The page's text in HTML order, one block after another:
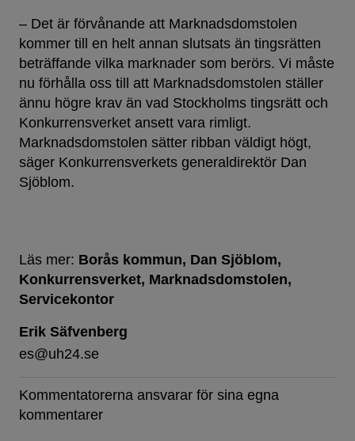
– Det är förvånande att Marknadsdomstolen
kommer till en helt annan slutsats än tingsrätten
beträffande vilka marknader som berörs. Vi måste
nu förhålla oss till att Marknadsdomstolen ställer
ännu högre krav än vad Stockholms tingsrätt och
Konkurrensverket ansett vara rimligt.
Marknadsdomstolen sätter ribban väldigt högt,
säger Konkurrensverkets generaldirektör Dan
Sjöblom.
Läs mer: Borås kommun Dan Sjöblom
Konkurrensverket Marknadsdomstolen
Servicekontor
Erik Säfvenberg
es@uh24.se
Kommentatorerna ansvarar för sina egna
kommentarer